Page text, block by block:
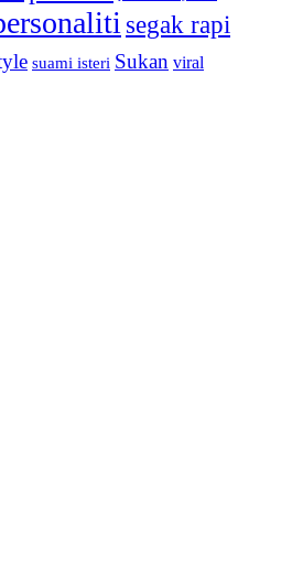
segak rapi
suami isteri Sukan viral